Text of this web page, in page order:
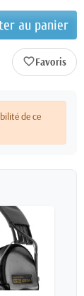
au panier
favorite_border
de ce